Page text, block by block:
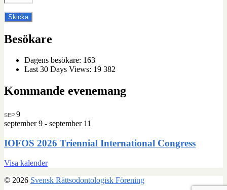
Besökare
Dagens besökare: 163
Last 30 Days Views: 19 382
Kommande evenemang
SEP9
september 9 - september 11
IOFOS 2026 Triennial International Congress
Visa kalender
© 2026 Svensk Rättsodontologisk Förening